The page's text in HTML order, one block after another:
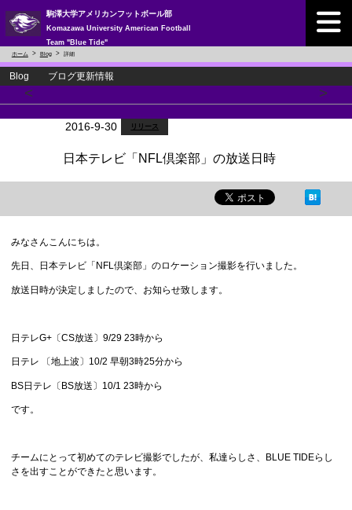
駒澤大学アメリカンフットボール部
Komazawa University American Football
Team "Blue Tide"
ホーム Blog 詳細
Blog ブログ更新情報
< >
2016-9-30 リリース
日本テレビ「NFL倶楽部」の放送日時
みなさんこんにちは。
先日、日本テレビ「NFL倶楽部」のロケーション撮影を行いました。
放送日時が決定しましたので、お知らせ致します。
日テレG+〔CS放送〕9/29 23時から
日テレ 〔地上波〕10/2 早朝3時25分から
BS日テレ〔BS放送〕10/1 23時から
です。
チームにとって初めてのテレビ撮影でしたが、私達らしさ、BLUE TIDEらし
さを出すことができたと思います。